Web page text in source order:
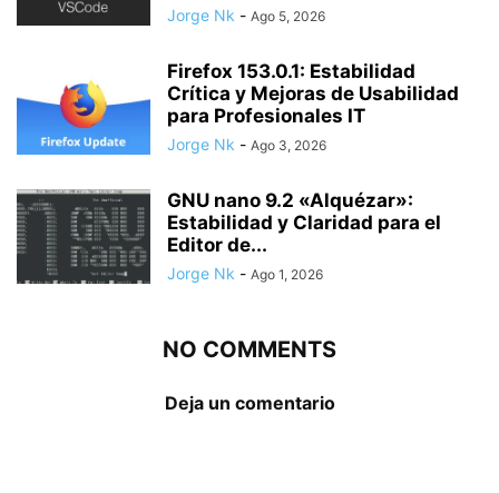
Jorge Nk - Ago 5, 2026
Firefox 153.0.1: Estabilidad
Crítica y Mejoras de Usabilidad
para Profesionales IT
Jorge Nk - Ago 3, 2026
GNU nano 9.2 «Alquézar»:
Estabilidad y Claridad para el
Editor de...
Jorge Nk - Ago 1, 2026
NO COMMENTS
Deja un comentario